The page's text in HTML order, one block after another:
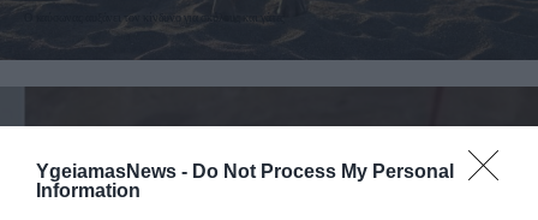
YgeiamasNews - Do Not Process My Personal
Information
Ο καύσωνας αυξάνει τον κίνδυνο για σκύλους και γάτες